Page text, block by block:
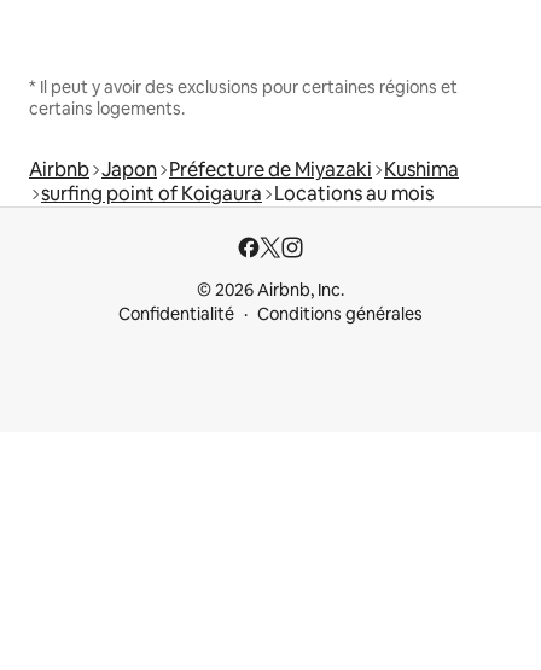
* Il peut y avoir des exclusions pour certaines régions et
certains logements.
Airbnb Japon Préfecture de Miyazaki Kushima
surfing point of Koigaura Locations au mois
© 2026 Airbnb, Inc.
Confidentialité
Conditions générales